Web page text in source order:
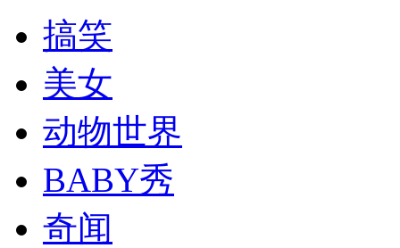
司机酒驾遇交警 急速倒车逃窜
搞笑
美女
动物世界
BABY秀
奇闻